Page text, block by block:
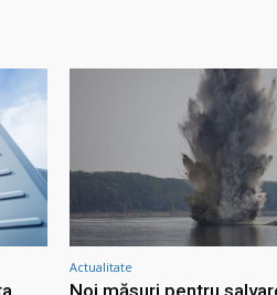
Actualitate